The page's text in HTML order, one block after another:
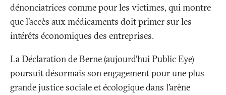
dénonciatrices comme pour les victimes, qui montre
que l’accès aux médicaments doit primer sur les
intérêts économiques des entreprises.
La Déclaration de Berne (aujourd’hui Public Eye)
poursuit désormais son engagement pour une plus
grande justice sociale et écologique dans l’arène